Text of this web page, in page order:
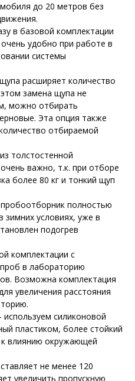
до 20 метров без
в базовой комплектации
удобно при работе в
системы
расширяет количество
замена щупа не
можно отбирать
Эта опция также
отбираемой
толстостенной
важно, т.к. при отборе
более 80 кг и тонкий щуп
полностью
зимних условиях, уже в
подогрев
комплектации с
в лабораторию
Возможна комплектация
увеличения расстояния
силиконовой
пластиком, более стойкий
влиянию окружающей
не менее 120
увеличить пропускную